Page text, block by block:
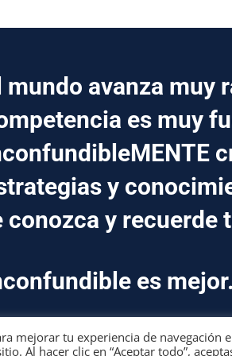
mundo avanza muy
es muy
y
conozca y recuerde
es mejor.
mejorar tu experiencia de
Al hacer clic en “Aceptar todo”,